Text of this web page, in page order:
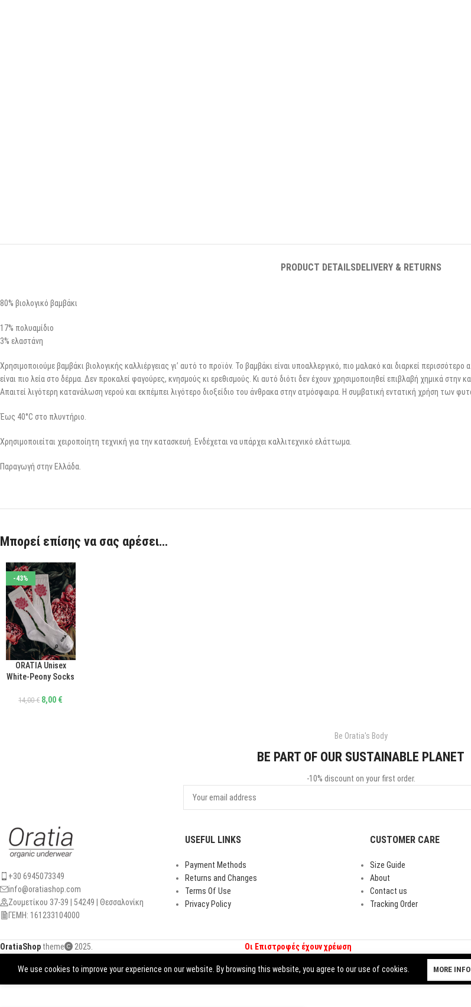
PRODUCT DETAILSDELIVERY & RETURNS
80% βιολογικό βαμβάκι
17% πολυαμίδιο
3% ελαστάνη
Χρησιμοποιούμε βαμβάκι βιολογικής καλλιέργειας γι’ αυτό το προϊόν. Το βαμβάκι είναι υποαλλεργικό, πιο μαλακό και διαρκεί
είναι πιο λεία στο δέρμα. Δεν προκαλεί φαγούρες, κνησμούς κι ερεθισμούς. Κι αυτό διότι δεν έχουν χρησιμοποιηθεί επιβλαβή χημικά στην
Απαιτεί λιγότερη κατανάλωση νερού και εκπέμπει λιγότερο διοξείδιο του άνθρακα στην ατμόσφαιρα. Η συμβατική εντατική χρήση των
Έως 40°C στο πλυντήριο.
Χρησιμοποιείται χειροποίητη τεχνική για την κατασκευή. Ενδέχεται να υπάρχει καλλιτεχνικό ελάττωμα.
Παραγωγή στην Ελλάδα.
Μπορεί επίσης να σας αρέσει…
-43%
ΕΠΙΛΟΓΉ
ORATIA Unisex
White-Peony Socks
14,00€ 8,00 €
Be Oratia's Body
BE PART OF OUR SUSTAINABLE PLANET
-10% discount on your first order.
+30 6945073349
info@oratiashop.com
Ζουμετίκου 37-39 | 54249 | Θεσσαλονίκη
ΓΕΜΗ: 161233104000
USEFUL LINKS
Payment Methods
Returns and Changes
Terms Of Use
Privacy Policy
CUSTOMER CARE
Size Guide
About
Contact us
Tracking Order
OratiaShop theme 2025. Οι Επιστροφές έχουν χρέωση
We use cookies to improve your experience on our website. By browsing this website, you agree to our use of cookies. MORE INFO